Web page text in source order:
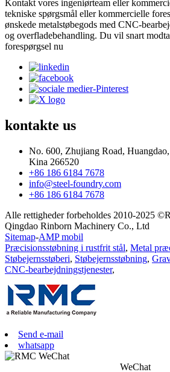
Kontakt vores ingeniørteam eller
tekniske spørgsmål eller kommercielle
ønskede metalstøbegods med CNC-
og overfladebehandling. Du vil snart
forespørgsel nu
kontakte us
No. 600, Zhujiang Road,
Kina 266520
+86 186 6184 7678
info@steel-foundry.com
+86 186 6184 7678
Alle rettigheder forbeholdes 2010-2025
Qingdao Rinborn Machinery Co., Ltd
Sitemap-AMP mobil
Præcisionsstøbning i rustfrit stål, Metal
Støbejernsstøberi, Støbejernsstøbning,
CNC-bearbejdningstjenester,
Send e-mail
whatsapp
WeChat